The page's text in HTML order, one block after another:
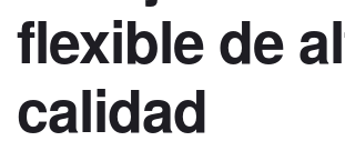
flexible de
calidad